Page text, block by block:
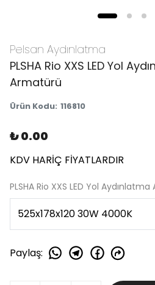
Pelsan Aydınlatma
PLSHA Rio XXS LED Yol
Armatürü
Ürün Kodu: 116810
₺ 0.00
KDV HARİÇ FİYATLARDIR
PLSHA Rio XXS LED Yol
Paylaş: